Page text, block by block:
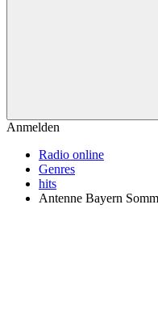
Anmelden
Radio online
Genres
hits
Antenne Bayern